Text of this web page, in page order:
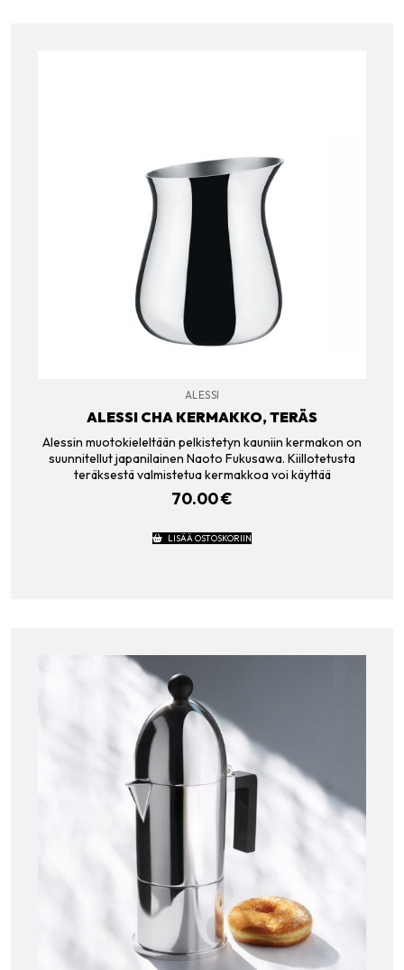
ALESSI
ALESSI CHA KERMAKKO, TERÄS
Alessin muotokieleltään pelkistetyn kauniin kermakon on
suunnitellut japanilainen Naoto Fukusawa. Kiillotetusta
teräksestä valmistetua kermakkoa voi käyttää
70.00€
LISÄÄ OSTOSKORIIN